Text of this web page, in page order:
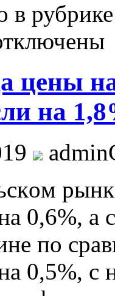
в
цены
на
0,6%, а
по
0,5%, с